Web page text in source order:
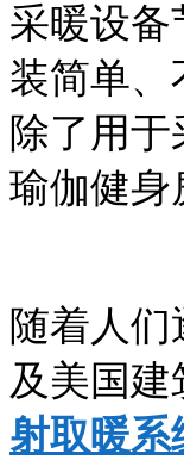
采暖设备
装简单、
除了用
瑜伽健身
随着人
及美国
射取暖系